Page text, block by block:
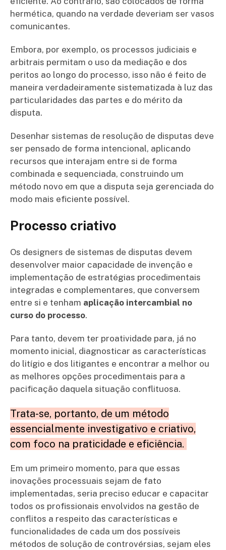
hermética, quando na verdade deveriam ser vasos
comunicantes.
Embora, por exemplo, os processos judiciais e
arbitrais permitam o uso da mediação e dos
peritos ao longo do processo, isso não é feito de
maneira verdadeiramente sistematizada à luz das
particularidades das partes e do mérito da
disputa.
Desenhar sistemas de resolução de disputas deve
ser pensado de forma intencional, aplicando
recursos que interajam entre si de forma
combinada e sequenciada, construindo um
método novo em que a disputa seja gerenciada do
modo mais eficiente possível.
Processo criativo
Os designers de sistemas de disputas devem
desenvolver maior capacidade de invenção e
implementação de estratégias procedimentais
integradas e complementares, que conversem
entre si e tenham aplicação intercambial no
curso do processo.
Para tanto, devem ter proatividade para, já no
momento inicial, diagnosticar as características
do litígio e dos litigantes e encontrar a melhor ou
as melhores opções procedimentais para a
pacificação daquela situação conflituosa.
Trata-se, portanto, de um método
essencialmente investigativo e criativo,
com foco na praticidade e eficiência.
Em um primeiro momento, para que essas
inovações processuais sejam de fato
implementadas, seria preciso educar e capacitar
todos os profissionais envolvidos na gestão de
conflitos a respeito das características e
funcionalidades de cada um dos possíveis
métodos de solução de controvérsias, sejam eles